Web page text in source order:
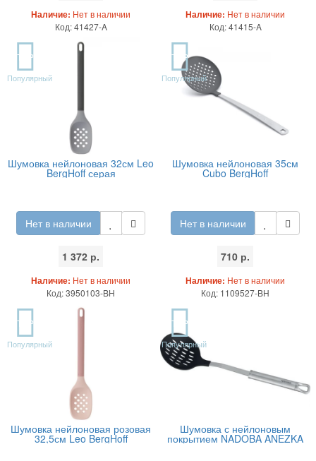
Наличие: Нет в наличии
Код: 41427-A
Наличие: Нет в наличии
Код: 41415-A
TOP
Популярный
Шумовка нейлоновая 32см Leo
BergHoff серая
Нет в наличии
1 372 р.
Наличие: Нет в наличии
Код: 3950103-BH
TOP
Популярный
Шумовка нейлоновая 35см
Cubo BergHoff
Нет в наличии
710 р.
Наличие: Нет в наличии
Код: 1109527-BH
TOP
Популярный
Шумовка нейлоновая розовая
32,5см Leo BergHoff
TOP
Популярный
Шумовка с нейлоновым
покрытием NADOBA ANEZKA